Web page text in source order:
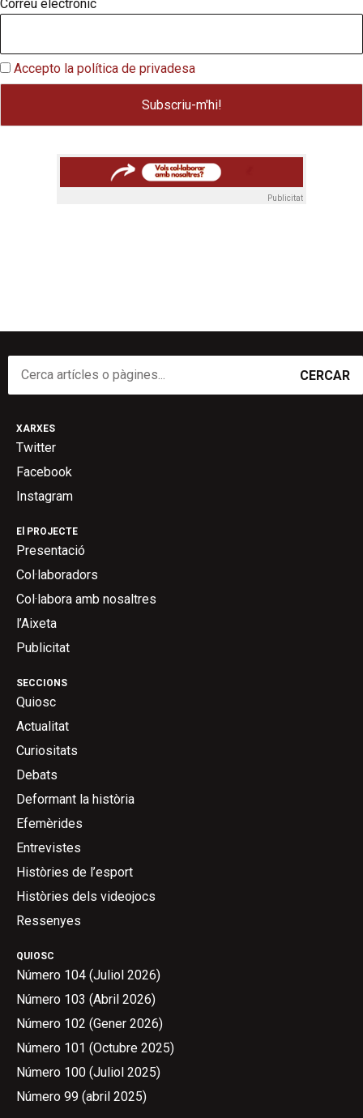
Correu electrònic
Accepto la política de privadesa
Publicitat
CERCAR
QUIOSC
Número 104 (Juliol 2026)
Número 103 (Abril 2026)
Número 102 (Gener 2026)
Número 101 (Octubre 2025)
Número 100 (Juliol 2025)
Número 99 (abril 2025)
SECCIONS
Quiosc
Actualitat
Curiositats
Debats
Deformant la història
Efemèrides
Entrevistes
Històries de l’esport
Històries dels videojocs
Ressenyes
El PROJECTE
Presentació
Col·laboradors
Col·labora amb nosaltres
l’Aixeta
Publicitat
XARXES
Twitter
Facebook
Instagram